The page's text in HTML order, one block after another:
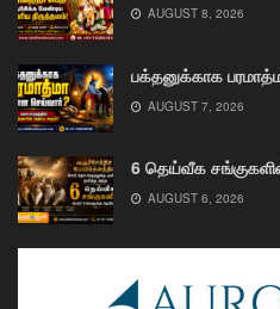
AUGUST 8, 2026
பக்தனுக்காக
AUGUST 7, 2026
6 தெய்வீக
AUGUST 6, 2026